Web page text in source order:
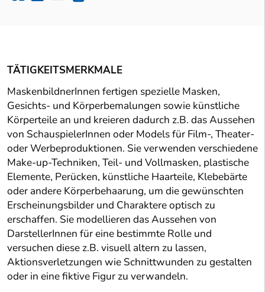
TÄTIGKEITSMERKMALE
MaskenbildnerInnen fertigen spezielle Masken,
Gesichts- und Körperbemalungen sowie künstliche
Körperteile an und kreieren dadurch z.B. das Aussehen
von SchauspielerInnen oder Models für Film-, Theater-
oder Werbeproduktionen. Sie verwenden verschiedene
Make-up-Techniken, Teil- und Vollmasken, plastische
Elemente, Perücken, künstliche Haarteile, Klebebärte
oder andere Körperbehaarung, um die gewünschten
Erscheinungsbilder und Charaktere optisch zu
erschaffen. Sie modellieren das Aussehen von
DarstellerInnen für eine bestimmte Rolle und
versuchen diese z.B. visuell altern zu lassen,
Aktionsverletzungen wie Schnittwunden zu gestalten
oder in eine fiktive Figur zu verwandeln.